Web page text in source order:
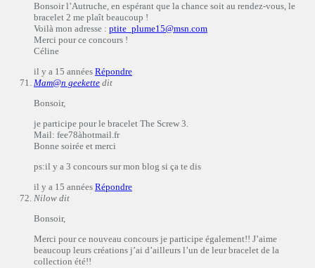
Bonsoir l’Autruche, en espérant que la chance soit au rendez-vous, le
bracelet 2 me plaît beaucoup !
Voilà mon adresse : ptite_plume15@msn.com
Merci pour ce concours !
Céline
il y a 15 années Répondre
Mam@n geekette dit
Bonsoir,
je participe pour le bracelet The Screw 3.
Mail: fee78àhotmail.fr
Bonne soirée et merci
ps:il y a 3 concours sur mon blog si ça te dis
il y a 15 années Répondre
Nilow dit
Bonsoir,
Merci pour ce nouveau concours je participe également!! J’aime
beaucoup leurs créations j’ai d’ailleurs l’un de leur bracelet de la
collection été!!